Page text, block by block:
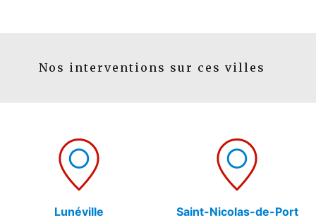
Nos interventions sur ces villes
Lunéville Saint-Nicolas-de-Port